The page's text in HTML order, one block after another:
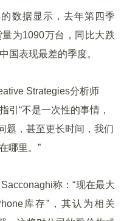
的数据显示，去年第四季
为1090万台，同比大跌
国表现最差的季度。
Strategies分析师
引“不是一次性的事情，
题，甚至更长时间，我们
哪里。”
称：“现在最大
库存”，其认为相关